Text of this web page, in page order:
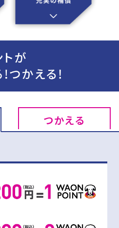
つかえる